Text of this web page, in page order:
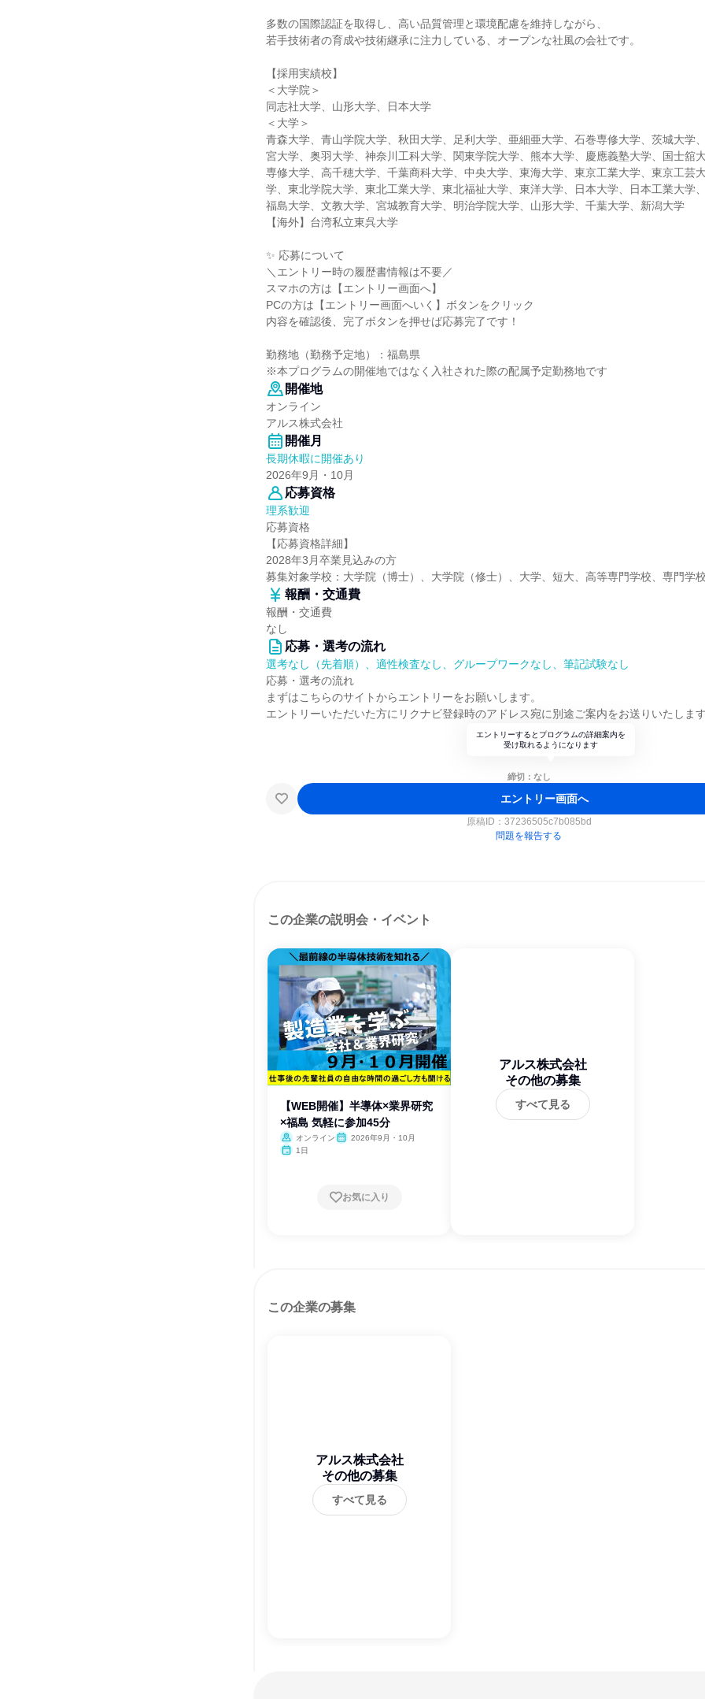
多数の国際認証を取得し、高い品質管理と環境配慮を維持しながら、
若手技術者の育成や技術継承に注力している、オープンな社風の会社です。
【採用実績校】
＜大学院＞
同志社大学、山形大学、日本大学
＜大学＞
青森大学、青山学院大学、秋田大学、足利大学、亜細亜大学、石巻専修大学、茨城大学
宮大学、奥羽大学、神奈川工科大学、関東学院大学、熊本大学、慶應義塾大学、国士舘大
専修大学、高千穂大学、千葉商科大学、中央大学、東海大学、東京工業大学、東京工芸
学、東北学院大学、東北工業大学、東北福祉大学、東洋大学、日本大学、日本工業大学、
福島大学、文教大学、宮城教育大学、明治学院大学、山形大学、千葉大学、新潟大学
【海外】台湾私立東呉大学
✨ 応募について
＼エントリー時の履歴書情報は不要／
スマホの方は【エントリー画面へ】
PCの方は【エントリー画面へいく】ボタンをクリック
内容を確認後、完了ボタンを押せば応募完了です！
勤務地（勤務予定地）：福島県
※本プログラムの開催地ではなく入社された際の配属予定勤務地です
開催地
オンライン
アルス株式会社
開催月
長期休暇に開催あり
2026年9月・10月
応募資格
理系歓迎
応募資格
【応募資格詳細】
2028年3月卒業見込みの方
募集対象学校：大学院（博士）、大学院（修士）、大学、短大、高等専門学校、専門学校
報酬・交通費
報酬・交通費
なし
応募・選考の流れ
選考なし（先着順）、適性検査なし、グループワークなし、筆記試験なし
応募・選考の流れ
まずはこちらのサイトからエントリーをお願いします。
エントリーいただいた方にリクナビ登録時のアドレス宛に別途ご案内をお送りいたします
エントリーするとプログラムの詳細案内を
受け取れるようになります
締切：なし
エントリー画面へ
原稿ID： 37236505c7b085bd
問題を報告する
この企業の説明会・イベント
【WEB開催】半導体×業界研究
×福島 気軽に参加45分
オンライン
2026年9月・10月
1日
お気に入り
アルス株式会社
その他の募集
すべて見る
この企業の募集
アルス株式会社
その他の募集
すべて見る